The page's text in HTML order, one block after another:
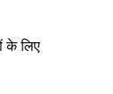
के लिए